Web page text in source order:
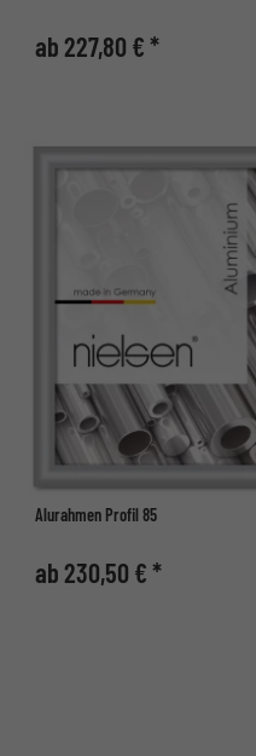
ab 227,80 € *
Alurahmen Profil 85
ab 230,50 € *